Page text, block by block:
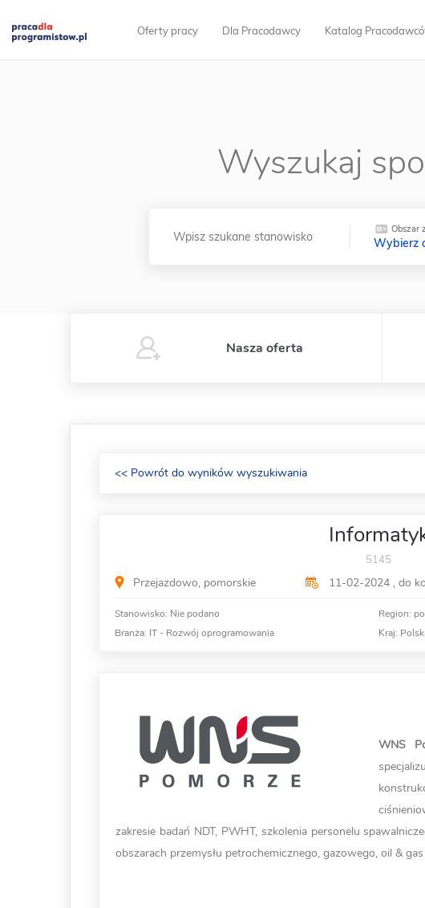
Oferty pracy Dla Pracodawcy Katalog
Wyszukaj
Obszar
Wybierz
Nasza oferta
<< Powrót do wyników wyszukiwania
5145
Przejazdowo, pomorskie 11-02-2024 , do
Stanowisko: Nie podano
Region:
Branża: IT - Rozwój oprogramowania Kraj:
WNS
zakresie badań NDT, PWHT, szkolenia personelu
obszarach przemysłu petrochemicznego, gazowego, oil &